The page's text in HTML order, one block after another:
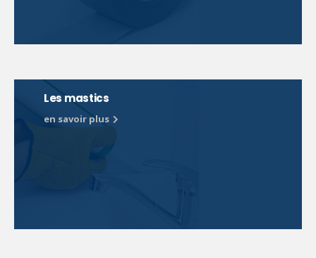
Les mastics
en savoir plus